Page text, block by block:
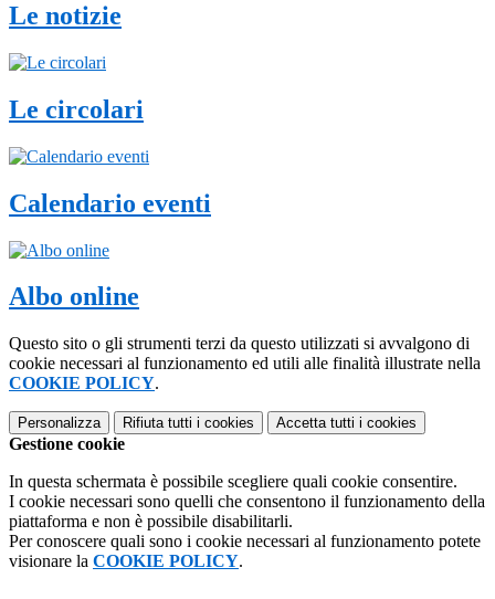
Le notizie
Le circolari
Calendario eventi
Albo online
Questo sito o gli strumenti terzi da questo utilizzati si avvalgono di
cookie necessari al funzionamento ed utili alle finalità illustrate nella
COOKIE POLICY.
Personalizza Rifiuta tutti i cookies Accetta tutti i cookies
Gestione cookie
In questa schermata è possibile scegliere quali cookie consentire.
I cookie necessari sono quelli che consentono il funzionamento della
piattaforma e non è possibile disabilitarli.
Per conoscere quali sono i cookie necessari al funzionamento potete
visionare la COOKIE POLICY.